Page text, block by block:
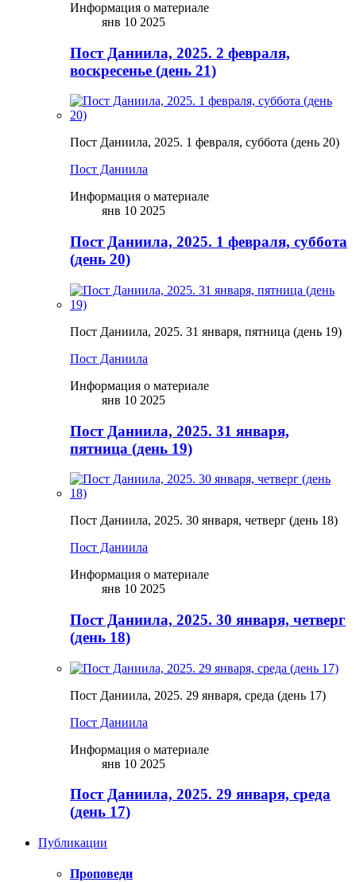
Информация о материале
янв 10 2025
Пост Даниила, 2025. 2 февраля,
воскресенье (день 21)
Пост Даниила, 2025. 1 февраля, суббота (день 20)
Пост Даниила
Информация о материале
янв 10 2025
Пост Даниила, 2025. 1 февраля, суббота
(день 20)
Пост Даниила, 2025. 31 января, пятница (день 19)
Пост Даниила
Информация о материале
янв 10 2025
Пост Даниила, 2025. 31 января,
пятница (день 19)
Пост Даниила, 2025. 30 января, четверг (день 18)
Пост Даниила
Информация о материале
янв 10 2025
Пост Даниила, 2025. 30 января, четверг
(день 18)
Пост Даниила, 2025. 29 января, среда (день 17)
Пост Даниила
Информация о материале
янв 10 2025
Пост Даниила, 2025. 29 января, среда
(день 17)
Публикации
Проповеди